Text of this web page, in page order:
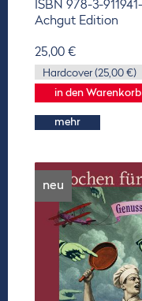
ISBN 978-3-
Achgut Edition
25,00 €
mehr
neu